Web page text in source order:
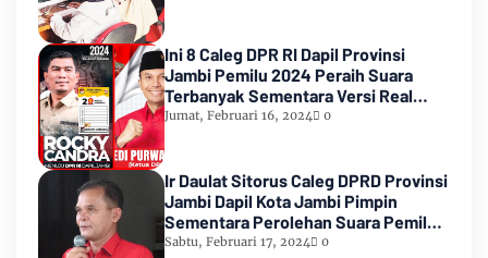
Ini 8 Caleg DPR RI Dapil Provinsi
Jambi Pemilu 2024 Peraih Suara
Terbanyak Sementara Versi Real
Count KPU RI
Jumat, Februari 16, 2024 0
Ir Daulat Sitorus Caleg DPRD Provinsi
Jambi Dapil Kota Jambi Pimpin
Sementara Perolehan Suara Pemilu
2024
Sabtu, Februari 17, 2024 0